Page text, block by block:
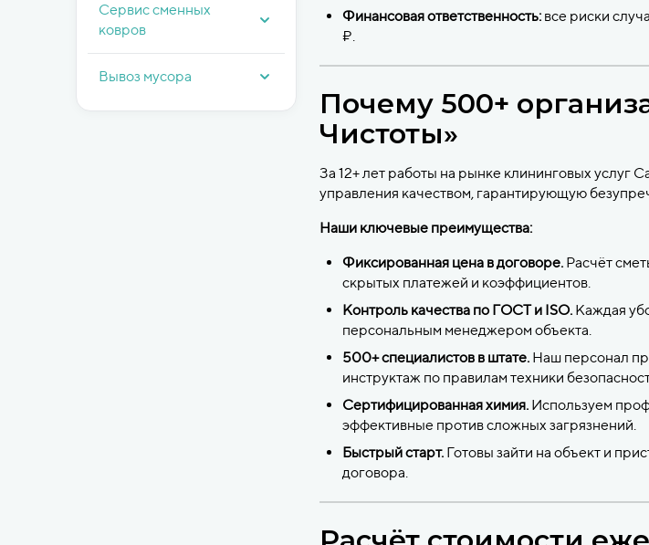
Сервис сменных
ковров
Вывоз мусора
Финансовая ответственность: все риски
₽.
Почему 500+
Чистоты»
За 12+ лет работы на рынке клининговых услуг
управления качеством, гарантирующую
Наши ключевые преимущества:
Фиксированная цена в договоре. Расчёт
скрытых платежей и коэффициентов.
Контроль качества по ГОСТ и ISO. Каждая
персональным менеджером объекта.
500+ специалистов в штате. Наш персонал
инструктаж по правилам техники
Сертифицированная химия. Используем
эффективные против сложных загрязнений.
Быстрый старт. Готовы зайти на объект и
договора.